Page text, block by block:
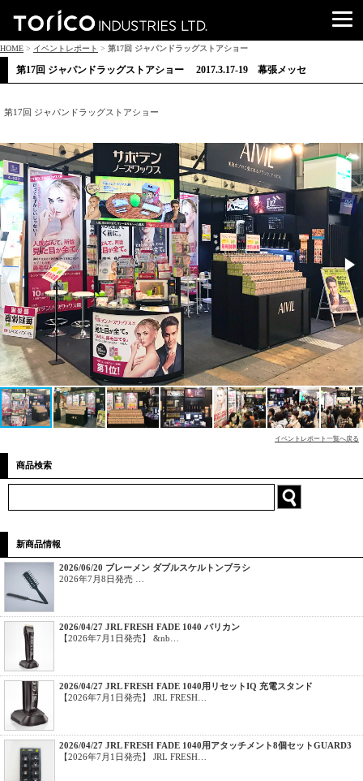
HOME > イベントレポート > 第17回 ジャパンドラッグストアショー
第17回 ジャパンドラッグストアショー 2017.3.17-19 幕張メッセ
第17回 ジャパンドラッグストアショー
イベントレポート一覧へ戻る
商品検索
新商品情報
2026/06/20 ブレーメン ダブルスケルトンブラシ
2026年7月8日発売 …
2026/04/27 JRL FRESH FADE 1040 バリカン
【2026年7月1日発売】 &nb…
2026/04/27 JRL FRESH FADE 1040用リセットIQ 充電スタンド
【2026年7月1日発売】 JRL FRESH…
2026/04/27 JRL FRESH FADE 1040用アタッチメント8個セットGUARD3
【2026年7月1日発売】 JRL FRESH…